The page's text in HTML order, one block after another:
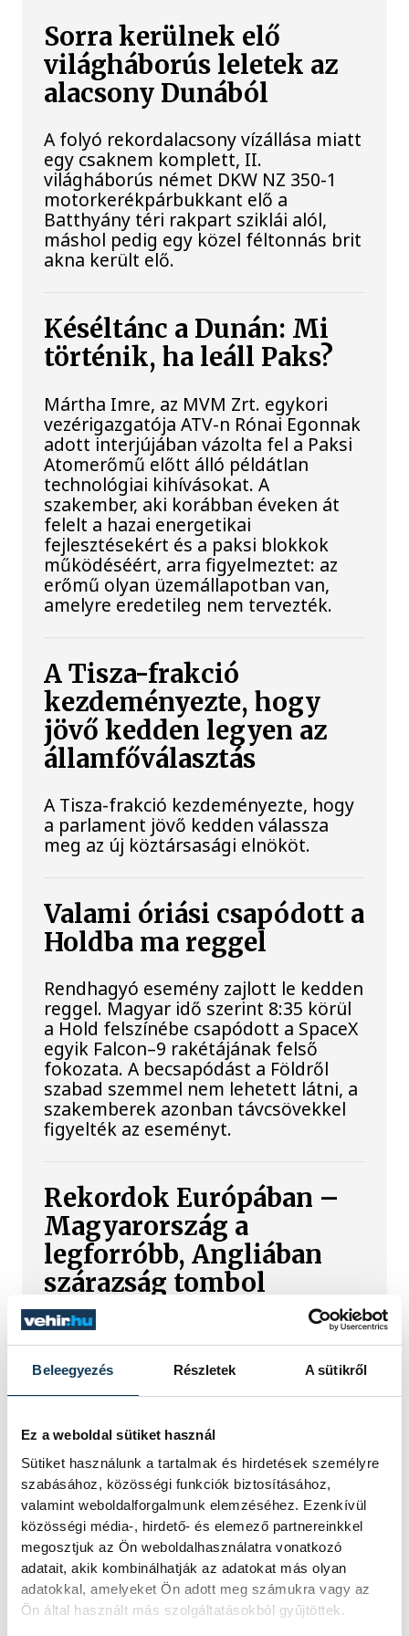
Beleegyezés Részletek A sütikről
Ez a weboldal sütiket használ
Sütiket használunk a tartalmak és hirdetések személyre
szabásához, közösségi funkciók biztosításához,
valamint weboldalforgalmunk elemzéséhez. Ezenkívül
közösségi média-, hirdető- és elemező partnereinkkel
megosztjuk az Ön weboldalhasználatra vonatkozó
adatait, akik kombinálhatják az adatokat más olyan
adatokkal, amelyeket Ön adott meg számukra vagy az
Ön által használt más szolgáltatásokból gyűjtöttek.
Sorra kerülnek elő
világháborús leletek az
alacsony Dunából
A folyó rekordalacsony vízállása miatt
egy csaknem komplett, II.
világháborús német DKW NZ 350-1
motorkerékpárbukkant elő a
Batthyány téri rakpart sziklái alól,
máshol pedig egy közel féltonnás brit
akna került elő.
Késéltánc a Dunán: Mi
történik, ha leáll Paks?
Mártha Imre, az MVM Zrt. egykori
vezérigazgatója ATV-n Rónai Egonnak
adott interjújában vázolta fel a Paksi
Atomerőmű előtt álló példátlan
technológiai kihívásokat. A
szakember, aki korábban éveken át
felelt a hazai energetikai
fejlesztésekért és a paksi blokkok
működéséért, arra figyelmeztet: az
erőmű olyan üzemállapotban van,
amelyre eredetileg nem tervezték.
A Tisza-frakció
kezdeményezte, hogy
jövő kedden legyen az
államfőválasztás
A Tisza-frakció kezdeményezte, hogy
a parlament jövő kedden válassza
meg az új köztársasági elnököt.
Valami óriási csapódott a
Holdba ma reggel
Rendhagyó esemény zajlott le kedden
reggel. Magyar idő szerint 8:35 körül
a Hold felszínébe csapódott a SpaceX
egyik Falcon–9 rakétájának felső
fokozata. A becsapódást a Földről
szabad szemmel nem lehetett látni, a
szakemberek azonban távcsövekkel
figyelték az eseményt.
Rekordok Európában –
Magyarország a
legforróbb, Angliában
szárazság tombol
Rá sem ismerünk Európára,
kontinensszerte rekordokat dönt a
hőség. Magyarország a legforróbb
országok közé került, miközben az
júliust mértek, amilyenre 155 éve nem
A múltban és ma is rossz
hírt hoz a dunai Ínség-
szikla
Újra kilátszik a Dunából az aszály